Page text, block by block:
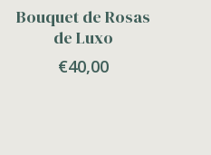
Bouquet de Rosas
de Luxo
€40,00